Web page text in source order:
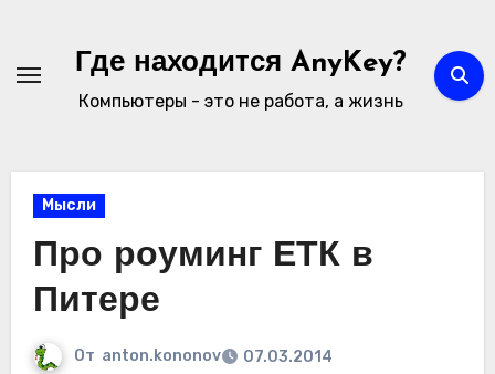
содержимомуГде находится AnyKey?
Компьютеры - это не работа, а жизнь
Мысли
Про роуминг ЕТК в
Питере
От anton.kononov
07.03.2014